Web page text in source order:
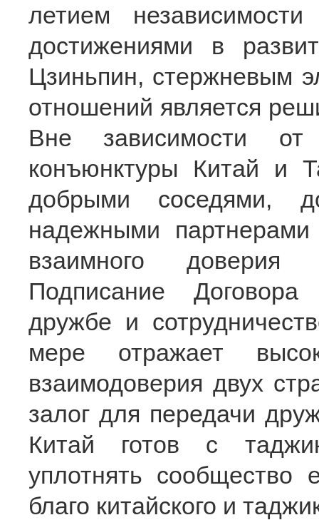
летием
достижениями в
Цзиньпин, стержневым
отношений является
Вне зависимости от
конъюнктуры Китай и
добрыми соседями,
надежными
взаимного доверия
Подписание
дружбе и
мере отражает
взаимодоверия двух
залог для передачи
Китай готов с
уплотнять сообщество
благо китайского и